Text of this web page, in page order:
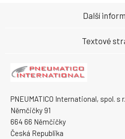
PNEUMATICO International, spol. s
Němčičky 91
664 66 Němčičky
Česká Republika
Další
Textové